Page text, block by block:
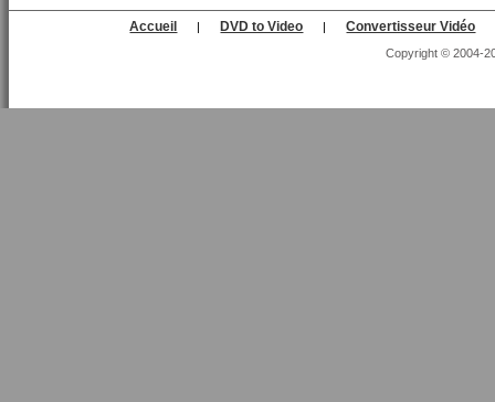
Accueil | DVD to Video | Convertisseur Vidéo
Copyright © 2004-